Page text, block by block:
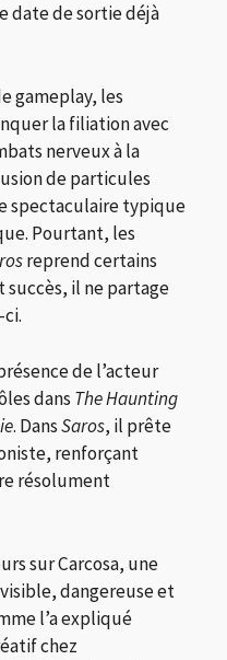
date de sortie déjà
gameplay, les
la filiation avec
nerveux à la
de particules
spectaculaire typique
Pourtant, les
reprend certains
il ne partage
de l’acteur
dansThe Haunting
. DansSaros, il prête
renforçant
résolument
sur Carcosa, une
dangereuse et
l’a expliqué
chez